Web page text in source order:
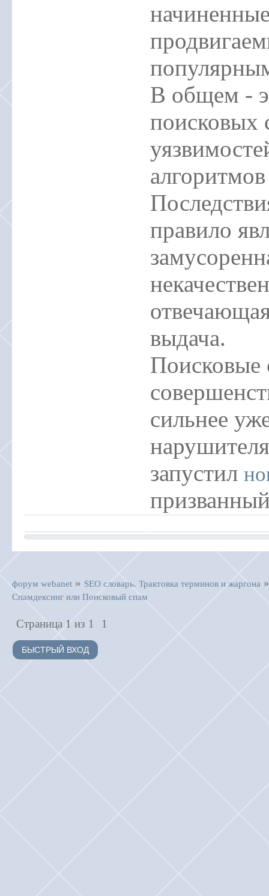
В общем -
поисковых
правило
выдача.
Поисковые
сильнее
запустил
форум webanet » SEO словарь. Трактовка терминов и жаргона
Спамдексинг или Поисковый спам
Страница 1 из 1 1